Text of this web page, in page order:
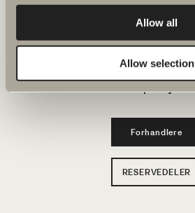
Allow all
Allow selection
Tegneverktøy
Forhandlere
RESERVEDELER